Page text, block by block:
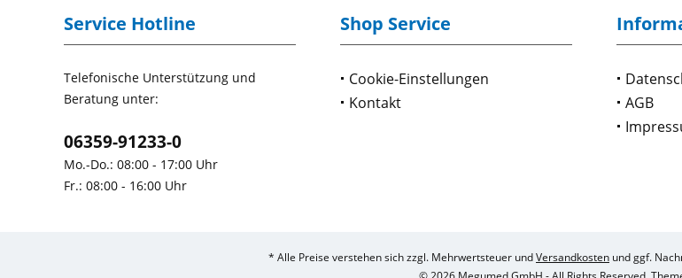
Service Hotline
Telefonische Unterstützung und
Beratung unter:
06359-91233-0
Mo.-Do.: 08:00 - 17:00 Uhr
Fr.: 08:00 - 16:00 Uhr
Shop Service
Cookie-Einstellungen
Kontakt
AGB
* Alle Preise verstehen sich zzgl. Mehrwertsteuer undVersandkosten und ggf.